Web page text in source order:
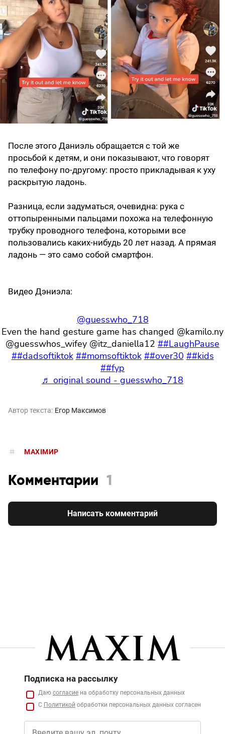
После этого Даниэль обращается с той же
просьбой к детям, и они показывают, что говорят
по телефону по-другому: просто прикладывая к уху
раскрытую ладонь.
Разница, если задуматься, очевидна: рука с
оттопыренными пальцами похожа на телефонную
трубку проводного телефона, которыми все
пользовались каких-нибудь 20 лет назад. А прямая
ладонь — это само собой смартфон.
Видео Дэниэла:
@guesswho_718
Even the hand gesture game has changed @kamilo.ny
@guesswhos_wifey @itz_daniella12 ##LaughPause
##dadsoftiktok ##momsoftiktok ##over30 ##kids
##fyp
♬ original sound - guesswho_718
Автор текста: Егор Максимов
MAXIMИР
Комментарии 1
Написать комментарий
Подписка на рассылку
Даю согласие на обработку персональных данных
С Политикой обработки персональных данных согласен